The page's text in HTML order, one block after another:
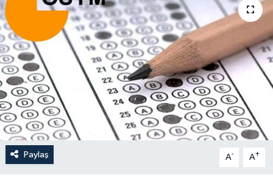
Paylaş A- A+
Yaşam
Anali̇z
Bi̇li̇m & Teknoloji̇
Dünya
Eği̇ti̇m